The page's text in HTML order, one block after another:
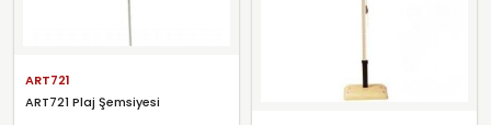
ART721
ART721 Plaj Şemsiyesi